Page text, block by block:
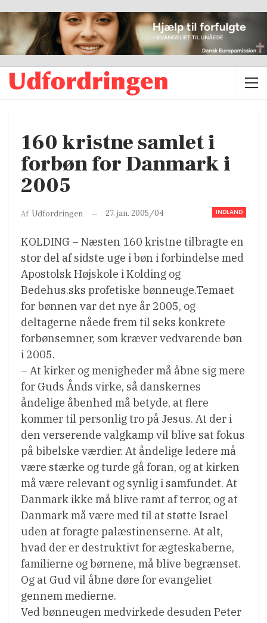
160 kristne samlet i
forbøn for Danmark i
2005
INDLAND
Af Udfordringen 27. jan. 2005/04
KOLDING – Næsten 160 kristne tilbragte en
stor del af sidste uge i bøn i forbindelse med
Apostolsk Højskole i Kolding og
Bedehus.sks profetiske bønneuge.Temaet
for bønnen var det nye år 2005, og
deltagerne nåede frem til seks konkrete
forbønsemner, som kræver vedvarende bøn
i 2005.
– At kirker og menigheder må åbne sig mere
for Guds Ånds virke, så danskernes
åndelige åbenhed må betyde, at flere
kommer til personlig tro på Jesus. At der i
den verserende valgkamp vil blive sat fokus
på bibelske værdier. At åndelige ledere må
være stærke og turde gå foran, og at kirken
må være relevant og synlig i samfundet. At
Danmark ikke må blive ramt af terror, og at
Danmark må være med til at støtte Israel
uden at foragte palæstinenserne. At alt,
hvad der er destruktivt for ægteskaberne,
familierne og børnene, må blive begrænset.
Og at Gud vil åbne døre for evangeliet
gennem medierne.
Ved bønneugen medvirkede desuden Peter